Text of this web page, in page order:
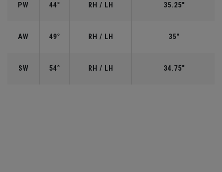
PW 44° RH / LH 35.25"
AW 49° RH / LH 35"
SW 54° RH / LH 34.75"